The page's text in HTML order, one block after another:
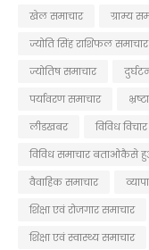
खेल समाचार
ग्राम्य
ज्योति सिंह राशिफल समाचार
ज्योतिष समाचार
पर्यावरण समाचार
लीडखबर
विविध विचार
विविध समाचार बताओकैसे
वैवाहिक समाचार
शिक्षा एवं रोजगार समाचार
शिक्षा एवं स्वास्थ्य समाचार